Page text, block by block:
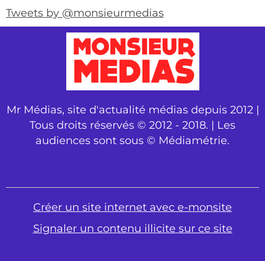
Tweets by @monsieurmedias
Mr Médias, site d'actualité médias depuis 2012 |
Tous droits réservés © 2012 - 2018. | Les
audiences sont sous © Médiamétrie.
Créer un site internet avec e-monsite
Signaler un contenu illicite sur ce site